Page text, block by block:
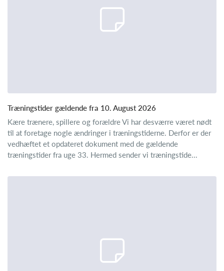
Træningstider gældende fra 10. August 2026
Kære trænere, spillere og forældre Vi har desværre været nødt
til at foretage nogle ændringer i træningstiderne. Derfor er der
vedhæftet et opdateret dokument med de gældende
træningstider fra uge 33. Hermed sender vi træningstide...